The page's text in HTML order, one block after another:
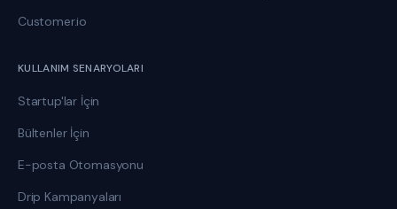
Customer.io
KULLANIM SENARYOLARI
Startup'lar İçin
Bültenler İçin
E-posta Otomasyonu
Drip Kampanyaları